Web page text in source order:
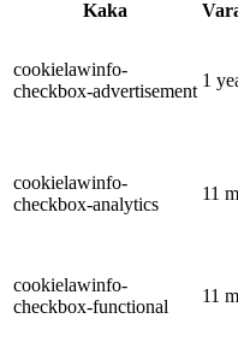
Kaka
cookielawinfo-
checkbox-advertisement
1
cookielawinfo-
checkbox-analytics
11
cookielawinfo-
checkbox-functional
11